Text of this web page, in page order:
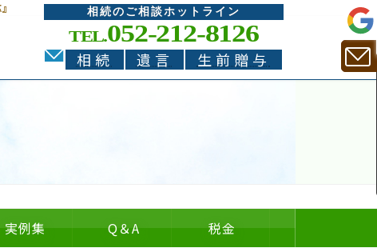
相続のご相談ホットライン
TEL.052-212-8126
相続 遺言 生前贈与
実例集 Q＆A 税金